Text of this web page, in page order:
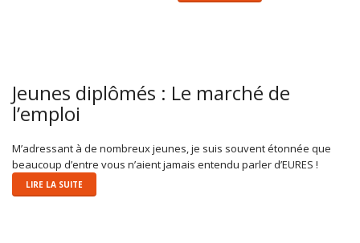
Jeunes diplômés : Le marché de
l’emploi
M’adressant à de nombreux jeunes, je suis souvent étonnée que
beaucoup d’entre vous n’aient jamais entendu parler d’EURES !
LIRE LA SUITE